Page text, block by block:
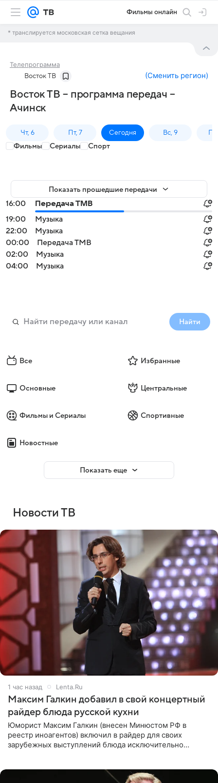
Фильмы онлайн
* транслируется московская сетка вещания
Телепрограмма
Восток ТВ (Сменить регион)
Восток ТВ – программа передач –
Ачинск
Чт, 6 Пт, 7 Сегодня Вс, 9
Фильмы Сериалы Спорт
Показать прошедшие передачи
16:00
Передача ТМВ
19:00
Музыка
22:00
Музыка
00:00
Передача ТМВ
02:00
Музыка
04:00
Музыка
Найти
Все Избранные
Основные Центральные
Фильмы и Сериалы Спортивные
Новостные
Показать еще
Новости ТВ
1 час назад Lenta.Ru
Максим Галкин добавил в свой концертный
райдер блюда русской кухни
Юморист Максим Галкин (внесен Минюстом РФ в
реестр иноагентов) включил в райдер для своих
зарубежных выступлений блюда исключительно